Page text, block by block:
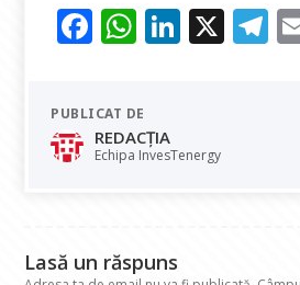
F
ac
b
o
W
h
s
A
Li
n
dI
X T
el
PUBLICAT DE
REDACȚIA
Echipa InvesTenergy
Lasă un răspuns